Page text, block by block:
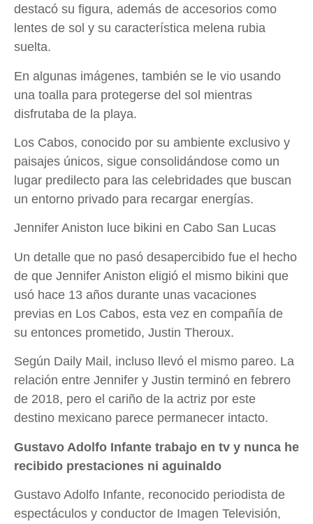
destacó su figura, además de accesorios como
lentes de sol y su característica melena rubia
suelta.
En algunas imágenes, también se le vio usando
una toalla para protegerse del sol mientras
disfrutaba de la playa.
Los Cabos, conocido por su ambiente exclusivo y
paisajes únicos, sigue consolidándose como un
lugar predilecto para las celebridades que buscan
un entorno privado para recargar energías.
Jennifer Aniston luce bikini en Cabo San Lucas
Un detalle que no pasó desapercibido fue el hecho
de que Jennifer Aniston eligió el mismo bikini que
usó hace 13 años durante unas vacaciones
previas en Los Cabos, esta vez en compañía de
su entonces prometido, Justin Theroux.
Según Daily Mail, incluso llevó el mismo pareo. La
relación entre Jennifer y Justin terminó en febrero
de 2018, pero el cariño de la actriz por este
destino mexicano parece permanecer intacto.
Gustavo Adolfo Infante trabajo en tv y nunca he
recibido prestaciones ni aguinaldo
Gustavo Adolfo Infante, reconocido periodista de
espectáculos y conductor de Imagen Televisión,